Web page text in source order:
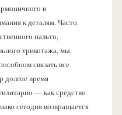
и
к деталям. Часто,
пальто,
трикотажа, мы
связать все
долгое время
— как средство
сегодня возвращается